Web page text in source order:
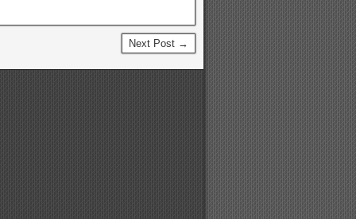
Next Post →